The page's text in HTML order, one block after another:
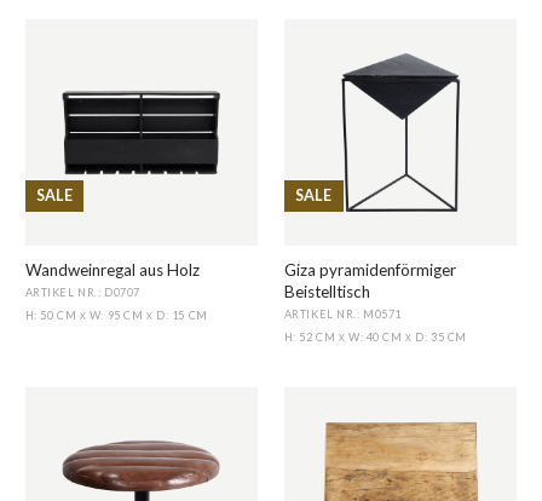
SALE
Wandweinregal aus Holz
ARTIKEL NR.: D0707
H: 50 CM X W: 95 CM X D: 15 CM
SALE
Giza pyramidenförmiger
Beistelltisch
ARTIKEL NR.: M0571
H: 52 CM X W: 40 CMX D: 35 CM